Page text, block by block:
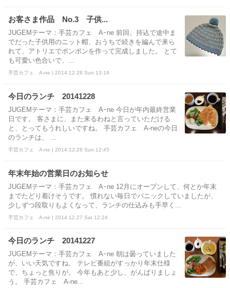
お客さま作品 No.3 子供...
JUGEMテーマ：手芸カフェ Aｰne 前回、持込で途中ま
でだった子供用のニット帽、おうちで続きを編んで来ら
れて、アトリエでポンポンを作って完成しました。 とて
も可愛い色合いで、...
手芸カフェ A-ne | 2014.12.28 Sun 13:16
今日のランチ 20141228
JUGEMテーマ：手芸カフェ Aｰne 今日が年内最終営業
日です。 客さまに、また来るわねと言っていただける
と、とってもうれしいですね。 手芸カフェ A-neの今日
のランチは、 ...
手芸カフェ A-ne | 2014.12.28 Sun 12:45
年末年始の営業日のお知らせ
JUGEMテーマ：手芸カフェ Aｰne 12月にオープンして、何とか年末
までたどり着けそうです。 慣れない毎日でパニックしていましたが、
少しずつ段取りもよくなって、ランチの仕込みも手早く...
手芸カフェ A-ne | 2014.12.27 Sat 12:24
今日のランチ 20141227
JUGEMテーマ：手芸カフェ Aｰne 朝は曇っていました
が、いい天気ですね。 テレビ番組がすっかり年末仕様
で、ちょっと焦りが。 今年もあと少し、がんばりましょ
う。 手芸カフェ A-ne...